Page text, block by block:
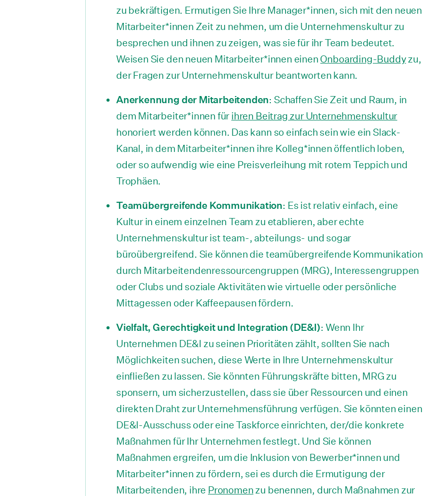
zu bekräftigen. Ermutigen Sie Ihre Manager*innen, sich mit den neuen
Mitarbeiter*innen Zeit zu nehmen, um die Unternehmenskultur zu
besprechen und ihnen zu zeigen, was sie für ihr Team bedeutet.
Weisen Sie den neuen Mitarbeiter*innen einen Onboarding-Buddyzu,
der Fragen zur Unternehmenskultur beantworten kann.
Anerkennung der Mitarbeitenden: Schaffen Sie Zeit und Raum, in
dem Mitarbeiter*innen für ihren Beitrag zur Unternehmenskultur
honoriert werden können. Das kann so einfach sein wie ein Slack-
Kanal, in dem Mitarbeiter*innen ihre Kolleg*innen öffentlich loben,
oder so aufwendig wie eine Preisverleihung mit rotem Teppich und
Trophäen.
Teamübergreifende Kommunikation: Es ist relativ einfach, eine
Kultur in einem einzelnen Team zu etablieren, aber echte
Unternehmenskultur ist team-, abteilungs- und sogar
büroübergreifend. Sie können die teamübergreifende Kommunikation
durch Mitarbeitendenressourcengruppen (MRG), Interessengruppen
oder Clubs und soziale Aktivitäten wie virtuelle oder persönliche
Mittagessen oder Kaffeepausen fördern.
Vielfalt, Gerechtigkeit und Integration (DE&I): Wenn Ihr
Unternehmen DE&I zu seinen Prioritäten zählt, sollten Sie nach
Möglichkeiten suchen, diese Werte in Ihre Unternehmenskultur
einfließen zu lassen. Sie könnten Führungskräfte bitten, MRG zu
sponsern, um sicherzustellen, dass sie über Ressourcen und einen
direkten Draht zur Unternehmensführung verfügen. Sie könnten einen
DE&I-Ausschuss oder eine Taskforce einrichten, der/die konkrete
Maßnahmen für Ihr Unternehmen festlegt. Und Sie können
Maßnahmen ergreifen, um die Inklusion von Bewerber*innen und
Mitarbeiter*innen zu fördern, sei es durch die Ermutigung der
Mitarbeitenden, ihre Pronomen zu benennen, durch Maßnahmen zur